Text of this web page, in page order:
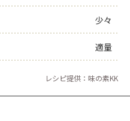
少々
適量
レシピ提供：味の素KK